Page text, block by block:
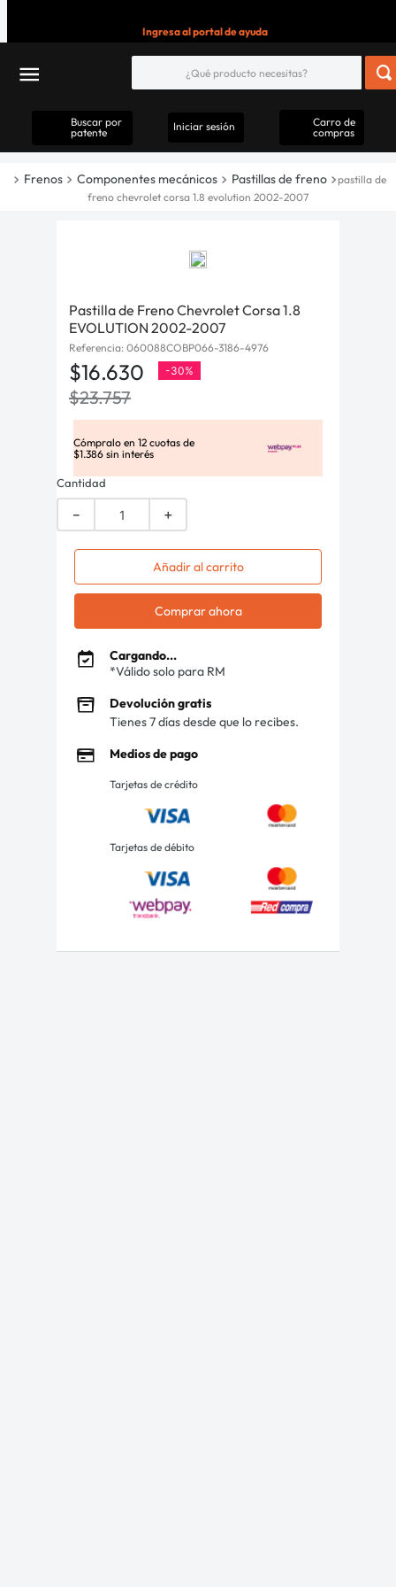
Ingresa al portal de ayuda
Buscar por
patente
Iniciar sesión
Carro de
compras
Frenos Componentes mecánicos Pastillas de freno
pastilla de
freno chevrolet corsa 1.8 evolution 2002-2007
Pastilla de Freno Chevrolet Corsa 1.8
EVOLUTION 2002-2007
Referencia: 060088COBP066-3186-4976
$16.630 -30%
$23.757
Cómpralo en 12 cuotas de
$1.386 sin interés
Cantidad
＋
－
Añadir al carrito
Comprar ahora
Cargando...
*Válido solo para RM
Devolución gratis
Tienes 7 días desde que lo recibes.
Medios de pago
Tarjetas de crédito
Tarjetas de débito